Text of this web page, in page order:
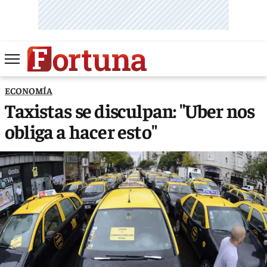
ECONOMÍA
Taxistas se disculpan: "Uber nos
obliga a hacer esto"